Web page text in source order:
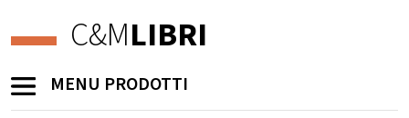
C&MLIBRI
MENU PRODOTTI